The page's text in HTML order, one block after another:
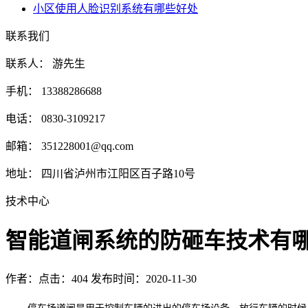
小区使用人脸识别系统有哪些好处
联系我们
联系人： 游先生
手机： 13388286688
电话： 0830-3109217
邮箱： 351228001@qq.com
地址： 四川省泸州市江阳区百子路10号
技术中心
智能道闸系统的防砸车技术有
作者： 点击：404 发布时间：2020-11-30